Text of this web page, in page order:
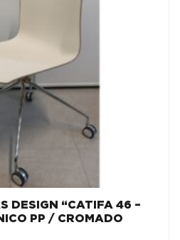
DESIGN “CATIFA 46 –
PP / CROMADO